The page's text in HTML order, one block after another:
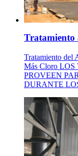
Tratamiento
Tratamiento del
Más Cloro
PROVEEN
DURANTE